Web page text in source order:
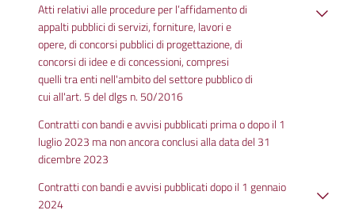
Atti relativi alle procedure per l’affidamento di
appalti pubblici di servizi, forniture, lavori e
opere, di concorsi pubblici di progettazione, di
concorsi di idee e di concessioni, compresi
quelli tra enti nell'ambito del settore pubblico di
cui all'art. 5 del dlgs n. 50/2016
Contratti con bandi e avvisi pubblicati prima o dopo il 1
luglio 2023 ma non ancora conclusi alla data del 31
dicembre 2023
Contratti con bandi e avvisi pubblicati dopo il 1 gennaio
2024